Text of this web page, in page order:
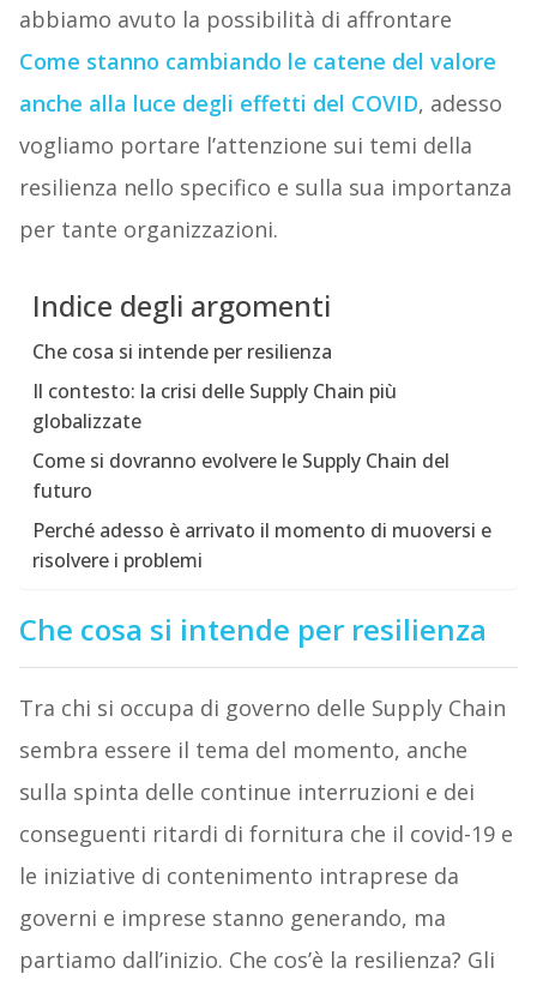
abbiamo avuto la possibilità di affrontare
Come stanno cambiando le catene del valore
anche alla luce degli effetti del COVID, adesso
vogliamo portare l’attenzione sui temi della
resilienza nello specifico e sulla sua importanza
per tante organizzazioni.
Indice degli argomenti
Che cosa si intende per resilienza
Il contesto: la crisi delle Supply Chain più
globalizzate
Come si dovranno evolvere le Supply Chain del
futuro
Perché adesso è arrivato il momento di muoversi e
risolvere i problemi
Che cosa si intende per resilienza
Tra chi si occupa di governo delle Supply Chain
sembra essere il tema del momento, anche
sulla spinta delle continue interruzioni e dei
conseguenti ritardi di fornitura che il covid-19 e
le iniziative di contenimento intraprese da
governi e imprese stanno generando, ma
partiamo dall’inizio. Che cos’è la resilienza? Gli